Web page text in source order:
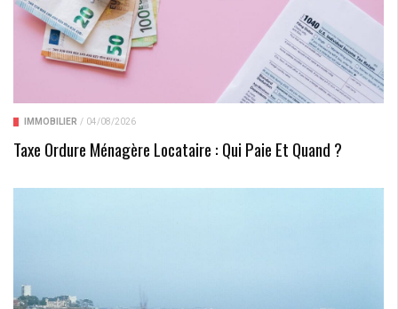
IMMOBILIER / 04/08/2026
Taxe Ordure Ménagère Locataire : Qui Paie Et Quand ?